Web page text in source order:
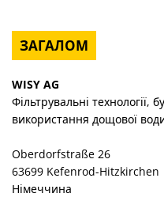
ЗАГАЛОМ
WISY AG
Фільтрувальні технології,
використання дощової
Oberdorfstraße 26
63699 Kefenrod-Hitzkirchen
Німеччина